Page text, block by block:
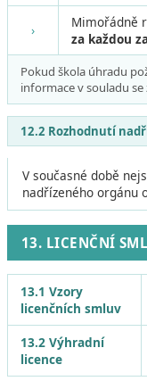
› Mimořádně
za každou
Pokud škola úhradu
informace v souladu se
12.2 Rozhodnutí
V současné době
nadřízeného orgánu
13. LICENČNÍ
13.1 Vzory
licenčních smluv
13.2 Výhradní
licence